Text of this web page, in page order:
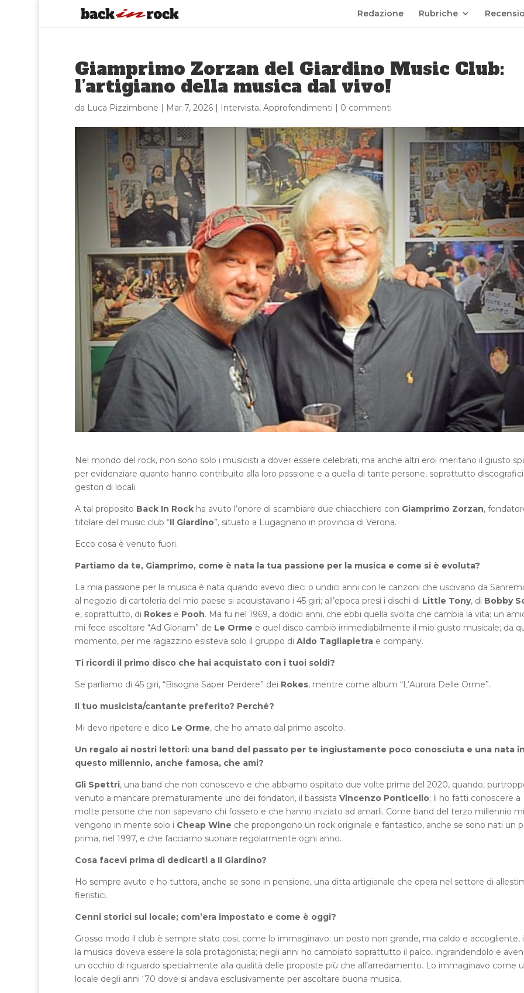
Redazione Rubriche
Giamprimo Zorzan del Giardino Music Club:
l’artigiano della musica dal vivo!
da Luca Pizzimbone | Mar 7, 2026| Intervista, Approfondimenti | 0 commenti
Nel mondo del rock, non sono solo i musicisti a dover essere celebrati, ma anche altri eroi meritano il giusto
per evidenziare quanto hanno contribuito alla loro passione e a quella di tante persone, soprattutto
gestori di locali.
A tal proposito Back In Rockha avuto l’onore di scambiare due chiacchiere con Giamprimo Zorzan,
titolare del music club “Il Giardino”, situato a Lugagnano in provincia di Verona.
Ecco cosa è venuto fuori.
Partiamo da te, Giamprimo, come è nata la tua passione per la musica e come si è evoluta?
La mia passione per la musica è nata quando avevo dieci o undici anni con le canzoni che uscivano da
al negozio di cartoleria del mio paese si acquistavano i 45 giri; all’epoca presi i dischi di Little Tony, di Bobby
e, soprattutto, di Rokese Pooh. Ma fu nel 1969, a dodici anni, che ebbi quella svolta che cambia la vita: un
mi fece ascoltare “Ad Gloriam” de Le Orme e quel disco cambiò irrimediabilmente il mio gusto musicale; da
momento, per me ragazzino esisteva solo il gruppo di Aldo Tagliapietrae company.
Ti ricordi il primo disco che hai acquistato con i tuoi soldi?
Se parliamo di 45 giri, “Bisogna Saper Perdere” dei Rokes, mentre come album “L’Aurora Delle Orme”.
Il tuo musicista/cantante preferito? Perché?
Mi devo ripetere e dico Le Orme, che ho amato dal primo ascolto.
Un regalo ai nostri lettori: una band del passato per te ingiustamente poco conosciuta e una nata in
questo millennio, anche famosa, che ami?
Gli Spettri, una band che non conoscevo e che abbiamo ospitato due volte prima del 2020, quando,
venuto a mancare prematuramente uno dei fondatori, il bassista Vincenzo Ponticello; li ho fatti conoscere a
molte persone che non sapevano chi fossero e che hanno iniziato ad amarli. Come band del terzo millennio mi
vengono in mente solo i Cheap Wine che propongono un rock originale e fantastico, anche se sono nati un
prima, nel 1997, e che facciamo suonare regolarmente ogni anno.
Cosa facevi prima di dedicarti a Il Giardino?
Ho sempre avuto e ho tuttora, anche se sono in pensione, una ditta artigianale che opera nel settore di
fieristici.
Cenni storici sul locale; com’era impostato e come è oggi?
Grosso modo il club è sempre stato cosi, come lo immaginavo: un posto non grande, ma caldo e accogliente,
la musica doveva essere la sola protagonista; negli anni ho cambiato soprattutto il palco, ingrandendolo e
un occhio di riguardo specialmente alla qualità delle proposte più che all’arredamento. Lo immaginavo come
locale degli anni ‘70 dove si andava esclusivamente per ascoltare buona musica.